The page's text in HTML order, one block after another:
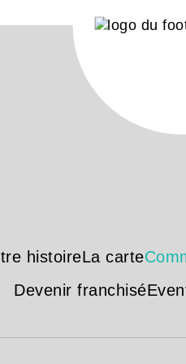
histoireLa carte
Devenir franchisé